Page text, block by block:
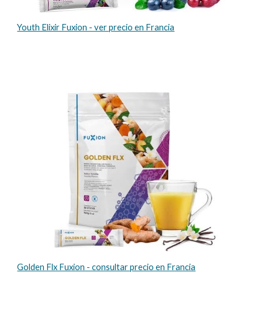
Youth Elixir Fuxion - ver precio en Francia
Golden Flx Fuxion - consultar precio en Francia